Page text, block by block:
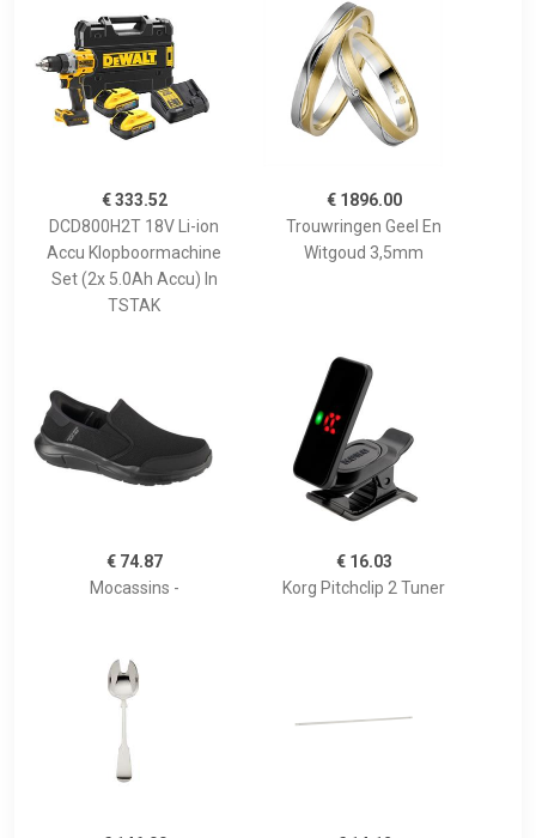
€ 333.52
DCD800H2T 18V Li-ion
Accu Klopboormachine
Set (2x 5.0Ah Accu) In
TSTAK
€ 1896.00
Trouwringen Geel En
Witgoud 3,5mm
€ 74.87
Mocassins -
€ 16.03
Korg Pitchclip 2 Tuner